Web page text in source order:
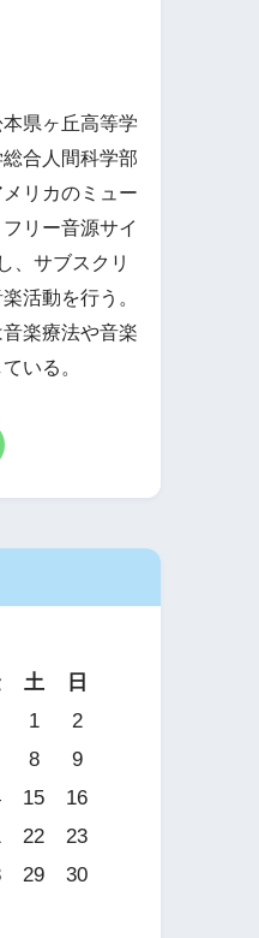
県ヶ丘高等学
合人間科学部
リカのミュー
リー音源サイ
、サブスクリ
活動を行う。
楽療法や音楽
いる。
土
日
1
2
8
9
15
16
22
23
29
30